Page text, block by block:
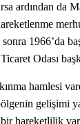
ardından da
sonra 1966’da
Odası
hamlesi
gelişimi
hareketlilik